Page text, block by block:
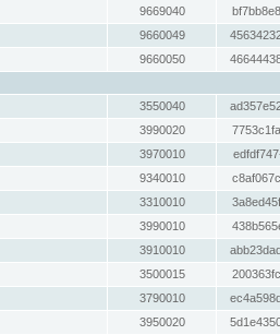
9669040
9660049
9660050
3550040
3990020
3970010
9340010
3310010
3990010
3910010
3500015
3790010
3950020